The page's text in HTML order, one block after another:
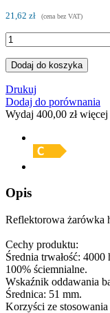
21,62 zł (cena bez VAT)
Dodaj do koszyka
Drukuj
Dodaj do porównania
Wydaj 400,00 złwięcej
Opis
Reflektorowa żarówka
Cechy produktu:
Średnia trwałość: 4000
100% ściemnialne.
Wskaźnik oddawania
Średnica: 51 mm.
Korzyści ze